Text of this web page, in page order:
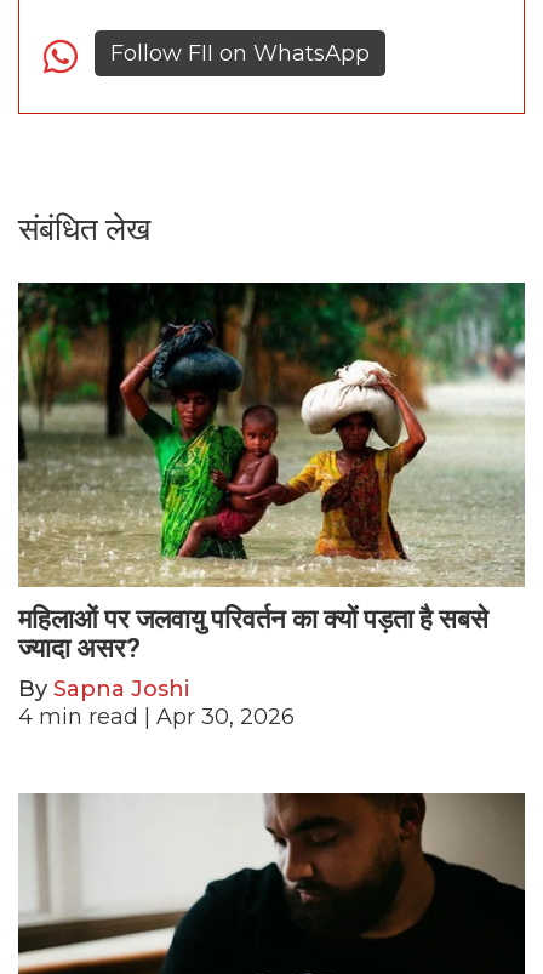
Follow FII on WhatsApp
संबंधित लेख
महिलाओं पर जलवायु परिवर्तन का क्यों पड़ता है सबसे
ज्यादा असर?
By Sapna Joshi
4 min read | Apr 30, 2026